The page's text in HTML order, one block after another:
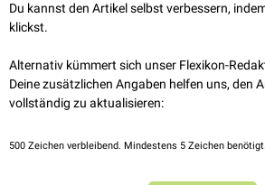
Leukotrienantagonisten(LRAs)
Disease-modifying anti-rheumatic drugs
Du kannst den Artikel selbst verbessern,
klickst.
Alternativ kümmert sich unser Flexikon-
Deine zusätzlichen Angaben helfen uns, den
vollständig zu aktualisieren:
500 Zeichen verbleibend. Mindestens 5 Zeichen benötigt.